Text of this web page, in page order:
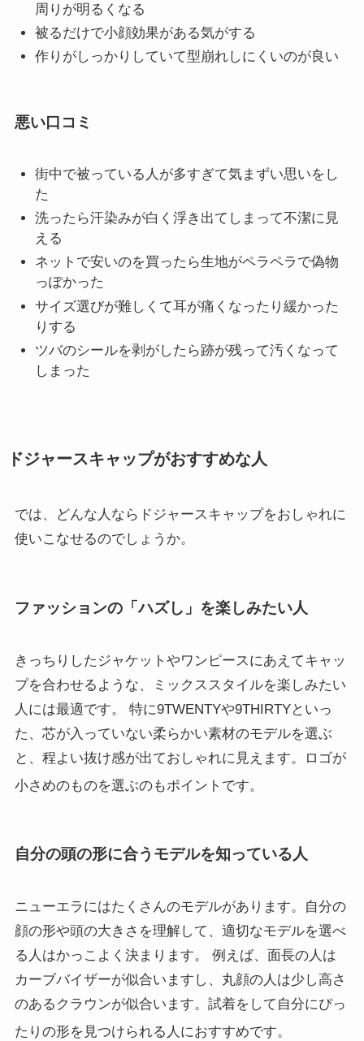
周りが明るくなる
被るだけで小顔効果がある気がする
作りがしっかりしていて型崩れしにくいのが良い
悪い口コミ
街中で被っている人が多すぎて気まずい思いをし
た
洗ったら汗染みが白く浮き出てしまって不潔に見
える
ネットで安いのを買ったら生地がペラペラで偽物
っぽかった
サイズ選びが難しくて耳が痛くなったり緩かった
りする
ツバのシールを剥がしたら跡が残って汚くなって
しまった
ドジャースキャップがおすすめな人
では、どんな人ならドジャースキャップをおしゃれに
使いこなせるのでしょうか。
ファッションの「ハズし」を楽しみたい人
きっちりしたジャケットやワンピースにあえてキャッ
プを合わせるような、ミックススタイルを楽しみたい
人には最適です。 特に9TWENTYや9THIRTYといっ
た、芯が入っていない柔らかい素材のモデルを選ぶ
と、程よい抜け感が出ておしゃれに見えます。ロゴが
小さめのものを選ぶのもポイントです。
自分の頭の形に合うモデルを知っている人
ニューエラにはたくさんのモデルがあります。自分の
顔の形や頭の大きさを理解して、適切なモデルを選べ
る人はかっこよく決まります。 例えば、面長の人は
カーブバイザーが似合いますし、丸顔の人は少し高さ
のあるクラウンが似合います。試着をして自分にぴっ
たりの形を見つけられる人におすすめです。